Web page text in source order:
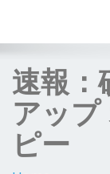
速報：
アッ
ピー